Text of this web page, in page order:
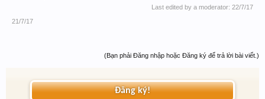
Last edited by a moderator: 22/7/17
21/7/17
(Bạn phải Đăng nhập hoặc Đăng ký để trả lời bài viết.)
Đăng ký!